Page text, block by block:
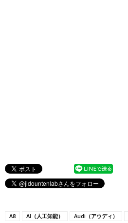
A8 AI（人工知能） Audi（アウディ）